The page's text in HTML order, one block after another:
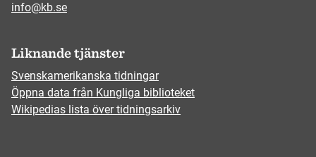
info@kb.se
Liknande tjänster
Svenskamerikanska tidningar
Öppna data från Kungliga biblioteket
Wikipedias lista över tidningsarkiv